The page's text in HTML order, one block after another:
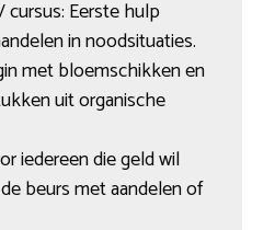
cursus: Eerste hulp
in noodsituaties.
met bloemschikken en
uit organische
iedereen die geld wil
beurs met aandelen of